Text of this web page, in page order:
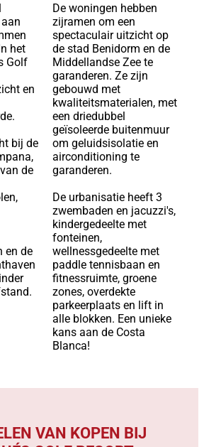
het
Golf
en
bij de
de
en de
De woningen hebben
zijramen om een
spectaculair uitzicht op
de stad Benidorm en de
Middellandse Zee te
garanderen. Ze zijn
gebouwd met
kwaliteitsmaterialen, met
een driedubbel
geïsoleerde buitenmuur
om geluidsisolatie en
airconditioning te
garanderen.
De urbanisatie heeft 3
zwembaden en jacuzzi's,
kindergedeelte met
fonteinen,
wellnessgedeelte met
paddle tennisbaan en
fitnessruimte, groene
zones, overdekte
parkeerplaats en lift in
alle blokken. Een unieke
kans aan de Costa
Blanca!
VAN KOPEN BIJ